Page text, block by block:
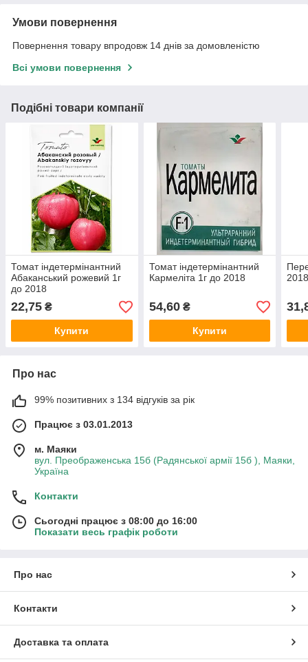
Умови повернення
Повернення товару впродовж 14 днів за домовленістю
Всі умови повернення
Подібні товари компанії
Томат індетермінантний
Абаканський рожевий 1г
до 2018
22,75 ₴
Купити
Томат індетермінантний
Кармеліта 1г до 2018
54,60₴
Купити
Про нас
99% позитивних з 134 відгуків за рік
Працює з 03.01.2013
м. Маяки
вул. Преображенська 15б (Радянської армії 15б ), Маяки,
Україна
Контакти
Сьогодні працює з 08:00 до 16:00
Показати весь графік роботи
Про нас
Контакти
Доставка та оплата